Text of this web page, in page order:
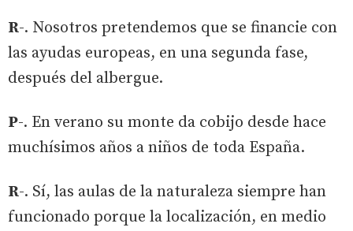
R-. Nosotros pretendemos que se financie con
las ayudas europeas, en una segunda fase,
después del albergue.
P-. En verano su monte da cobijo desde hace
muchísimos años a niños de toda España.
R-. Sí, las aulas de la naturaleza siempre han
funcionado porque la localización, en medio